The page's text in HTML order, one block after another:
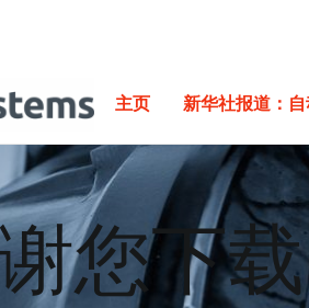
主页 新华社报道：
您下